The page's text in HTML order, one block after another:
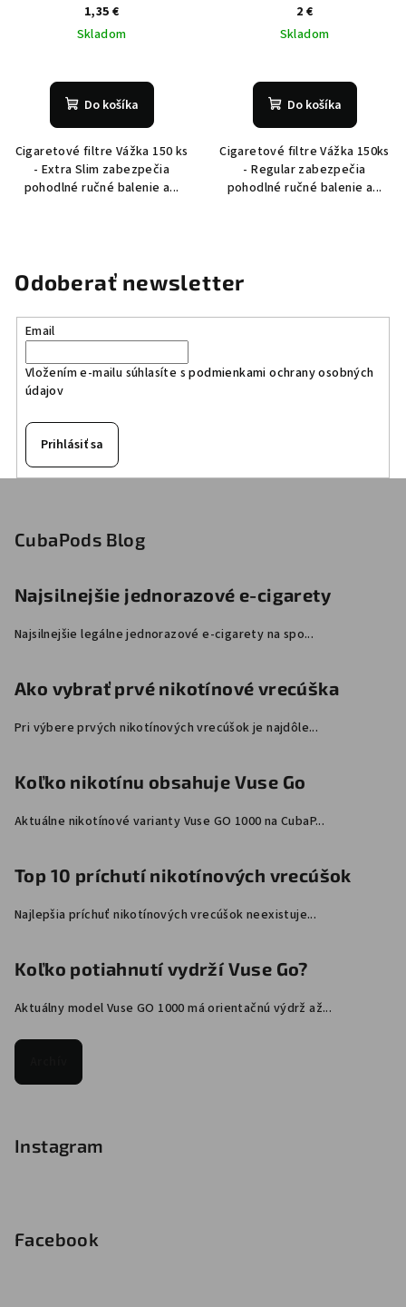
1,35 €
Skladom
Do košíka
Cigaretové filtre Vážka 150 ks
- Extra Slim zabezpečia
pohodlné ručné balenie a...
2 €
Skladom
Do košíka
Cigaretové filtre Vážka 150ks
- Regular zabezpečia
pohodlné ručné balenie a...
Odoberať newsletter
Email
Vložením e-mailu súhlasíte spodmienkami ochrany osobných
údajov
Prihlásiť sa
CubaPods Blog
Najsilnejšie jednorazové e-cigarety
Najsilnejšie legálne jednorazové e-cigarety na spo...
Ako vybrať prvé nikotínové vrecúška
Pri výbere prvých nikotínových vrecúšok je najdôle...
Koľko nikotínu obsahuje Vuse Go
Aktuálne nikotínové varianty Vuse GO 1000 na CubaP...
Top 10 príchutí nikotínových vrecúšok
Najlepšia príchuť nikotínových vrecúšok neexistuje...
Koľko potiahnutí vydrží Vuse Go?
Aktuálny model Vuse GO 1000 má orientačnú výdrž až...
Instagram
Facebook